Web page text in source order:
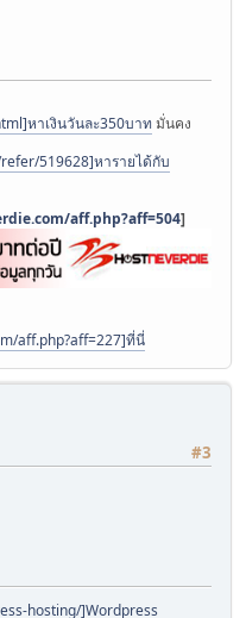
หาเงินวันละ350บาท มั่นคง
519628]หารายได้กับ
aff.php?aff=504]
aff.php?aff=227]ที่นี่
#3
hosting/]Wordpress